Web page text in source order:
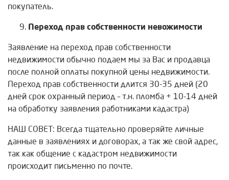
покупатель.
Переход прав собственности невожимости
Заявление на переход прав собственности
недвижимости обычно подаем мы за Вас и продавца
после полной оплаты покупной цены недвижимости.
Переход прав собственности длится 30-35 дней (20
дней срок охранный период – т.н. пломба + 10-14 дней
на обработку заявления работниками кадастра)
НАШ СОВЕТ: Всегда тщательно проверяйте личные
данные в заявлениях и договорах, а так же свой адрес,
так как общение с кадастром недвижимости
происходит письменно по почте.